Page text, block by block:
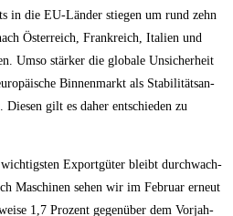
in die EU-Län­der stie­gen um rund zehn
Öster­reich, Frank­reich, Ita­li­en und
Umso stär­ker die glo­ba­le Unsi­cher­heit
Bin­nen­markt als Sta­bi­li­täts­an­
gilt es daher ent­schie­den zu
Export­gü­ter bleibt durch­wach­
Maschi­nen sehen wir im Febru­ar erneut
1,7 Pro­zent gegen­über dem Vor­jah­